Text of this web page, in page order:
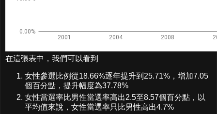
在這張表中，我們可以看到
女性參選比例從18.66%逐年提升到25.71%，增加7.05
個百分點，提升幅度為37.78%
女性當選率比男性當選率高出2.5至8.57個百分點，以
平均值來說，女性當選率只比男性高出4.7%